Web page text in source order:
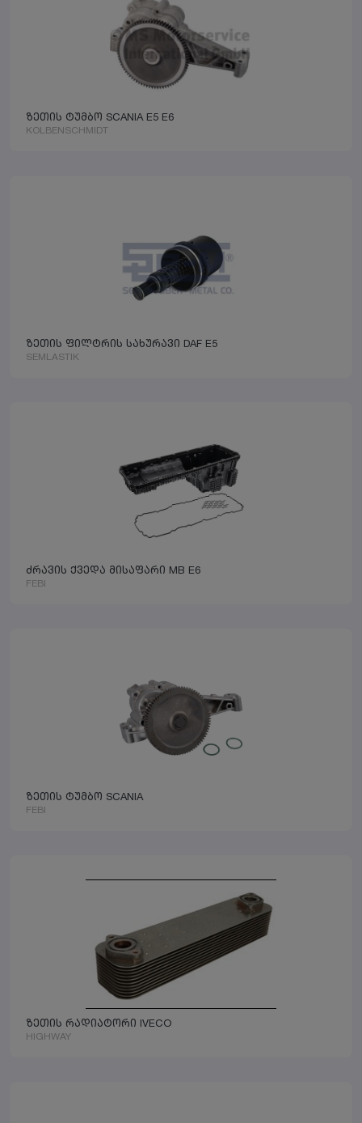
ზეთის ტუმბო SCANIA E5 E6
KOLBENSCHMIDT
ზეთის ფილტრის სახურავი DAF E5
SEMLASTIK
ძრავის ქვედა მისაფარი MB E6
FEBI
ზეთის ტუმბო SCANIA
FEBI
ზეთის რადიატორი IVECO
HIGHWAY